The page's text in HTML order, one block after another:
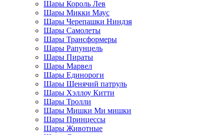
Шары Король Лев
Шары Микки Маус
Шары Черепашки Ниндзя
Шары Самолеты
Шары Трансформеры
Шары Рапунцель
Шары Пираты
Шары Марвел
Шары Единороги
Шары Щенячий патруль
Шары Хэллоу Китти
Шары Тролли
Шары Мишки Ми мишки
Шары Принцессы
Шары Животные